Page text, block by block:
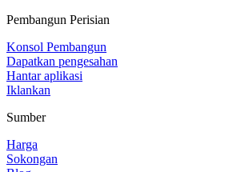
Pembangun Perisian
Konsol Pembangun
Dapatkan pengesahan
Hantar aplikasi
Iklankan
Sumber
Harga
Sokongan